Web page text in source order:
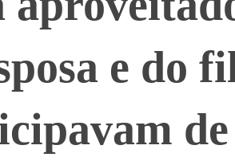
e do